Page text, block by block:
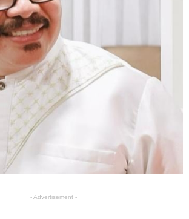
- Advertisement -